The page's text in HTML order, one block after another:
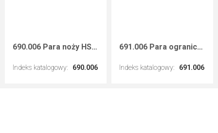
690.006 Para noży HSS 40x4 mm
Indeks katalogowy: 690.006
691.006 Para ograniczników 40 mm
Indeks katalogowy: 691.006